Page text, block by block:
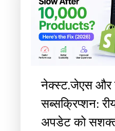
नेक्स्ट.जेएस और
सब्सक्रिप्शन:
अपडेट को